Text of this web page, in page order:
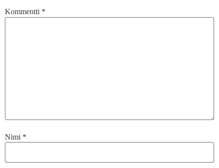
Kommentti *
Nimi *